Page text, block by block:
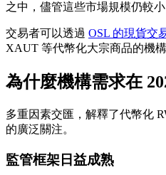
之中，儘管這些市場規模仍較
交易者可以透過 OSL 的現貨交
XAUT 等代幣化大宗商品的機構
為什麼機構需求在
多重因素交匯，解釋了代幣化
的廣泛關注。
監管框架日益成熟